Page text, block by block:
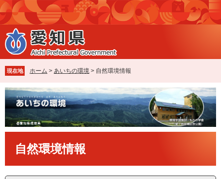
ペ
ー
ジ
の
先
で
す
。
メ
ニ
ュ
ー
を
ば
し
て
本
文
へ
現在地 ホーム > あいちの環境 > 自然環境情報
自然環境情報